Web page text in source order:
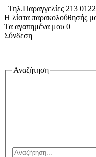
Τηλ.Παραγγελίες 213
Η λίστα παρακολούθησής
Τα αγαπημένα μου 0
Σύνδεση
Αναζήτηση